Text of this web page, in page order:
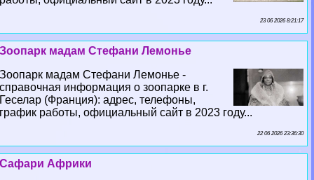
23 06 2026 8:21:17
Зоопарк мадам Стефани Лемонье
Зоопарк мадам Стефани Лемонье -
справочная информация о зоопарке в г.
Геселар (Франция): адрес, телефоны,
график работы, официальный сайт в 2023 году...
22 06 2026 23:36:30
Сафари Африки